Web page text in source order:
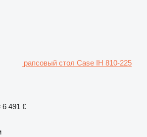
рапсовый стол Case IH 810-225
6 491 €